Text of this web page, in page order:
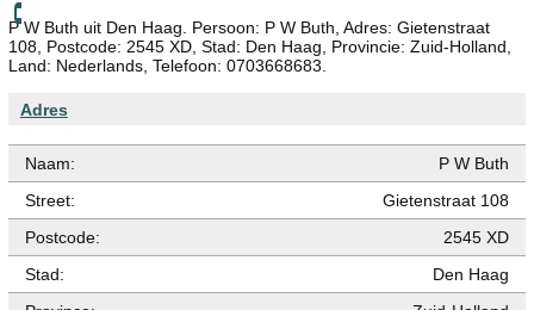
P W Buth uit Den Haag. Persoon: P W Buth, Adres: Gietenstraat
108, Postcode: 2545 XD, Stad: Den Haag, Provincie: Zuid-Holland,
Land: Nederlands, Telefoon: 0703668683.
Adres
Naam:
P W Buth
Street:
Gietenstraat 108
Postcode:
2545 XD
Stad:
Den Haag